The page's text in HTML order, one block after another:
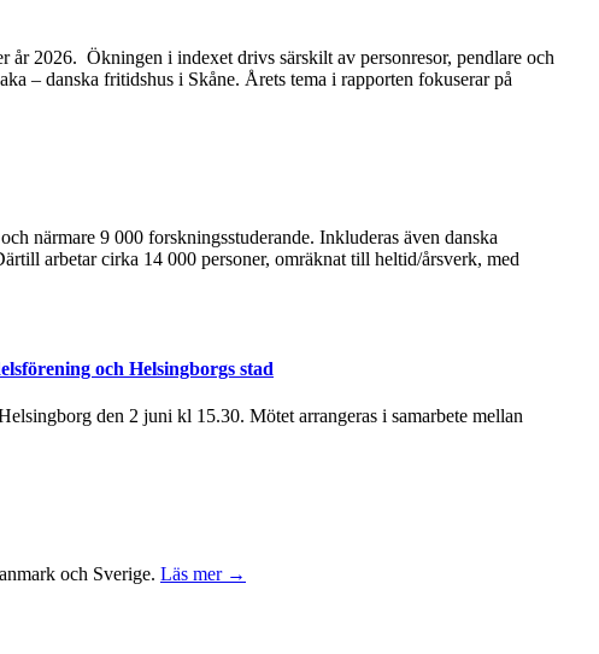
2026. Ökningen i indexet drivs särskilt av personresor, pendlare och
– danska fritidshus i Skåne. Årets tema i rapporten fokuserar på
närmare 9 000 forskningsstuderande. Inkluderas även danska
arbetar cirka 14 000 personer, omräknat till heltid/årsverk, med
och Helsingborgs stad
den 2 juni kl 15.30. Mötet arrangeras i samarbete mellan
och Sverige. Läs mer →